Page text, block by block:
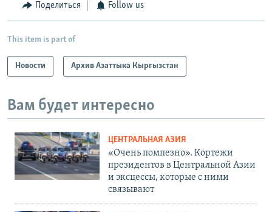
Поделиться Follow us
This item is part of
Новости Архив Азаттыка Кыргызстан
Вам будет интересно
ЦЕНТРАЛЬНАЯ АЗИЯ
«Очень помпезно». Кортежи
президентов в Центральной Азии
и эксцессы, которые с ними
связывают